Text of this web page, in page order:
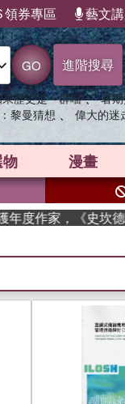
領券專區 藝文
GO 進階搜尋
歷史是一群喵 、 暑
黎曼猜想 、 偉大的迷
漫畫
《史坎德》系列帶